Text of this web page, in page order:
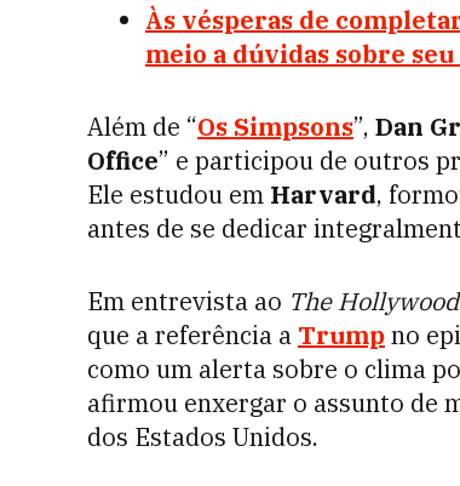
Às vésperas de
meio a dúvidas sobre seu
Além de “Os Simpsons”, Dan
Office” e participou de outros
Ele estudou em Harvard,
antes de se dedicar
Em entrevista ao The
que a referência a Trumpno
como um alerta sobre o clima
afirmou enxergar o assunto de
dos Estados Unidos.